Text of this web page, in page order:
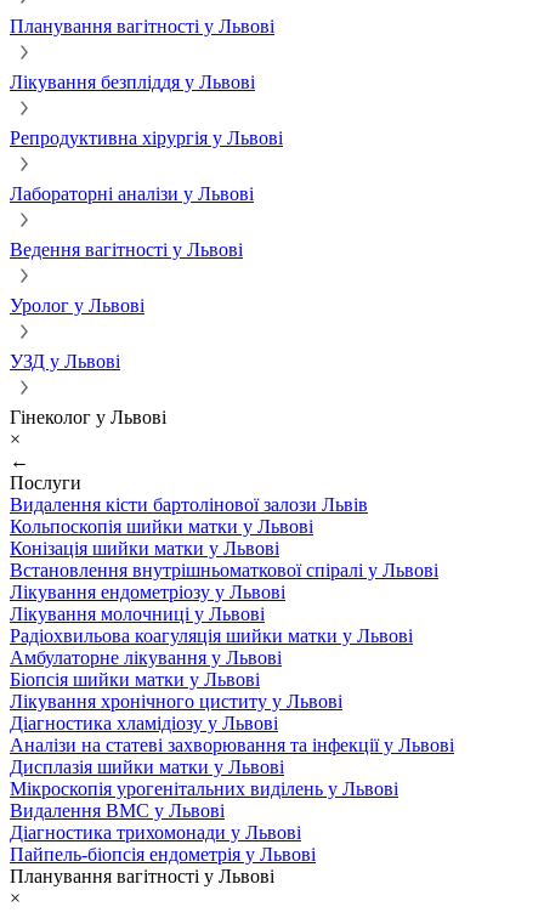
Планування вагітності у Львові
Лікування безпліддя у Львові
Репродуктивна хірургія у Львові
Лабораторні аналізи у Львові
Ведення вагітності у Львові
Уролог у Львові
УЗД у Львові
Гінеколог у Львові
×
←
Послуги
Видалення кісти бартолінової залози Львів
Кольпоскопія шийки матки у Львові
Конізація шийки матки у Львові
Встановлення внутрішньоматкової спіралі у Львові
Лікування ендометріозу у Львові
Лікування молочниці у Львові
Радіохвильова коагуляція шийки матки у Львові
Амбулаторне лікування у Львові
Біопсія шийки матки у Львові
Лікування хронічного циститу у Львові
Діагностика хламідіозу у Львові
Аналізи на статеві захворювання та інфекції у Львові
Дисплазія шийки матки у Львові
Мікроскопія урогенітальних виділень у Львові
Видалення ВМС у Львові
Діагностика трихомонади у Львові
Пайпель-біопсія ендометрія у Львові
Планування вагітності у Львові
×